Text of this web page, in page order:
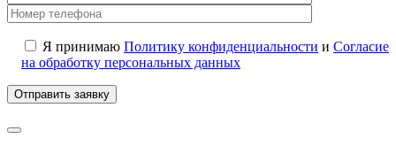
Я принимаю Политику конфиденциальности и Согласие
на обработку персональных данных